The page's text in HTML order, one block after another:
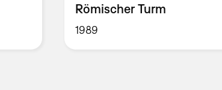
Römischer Turm
1989